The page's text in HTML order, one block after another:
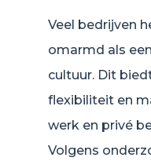
Veel bedrijven
omarmd als
cultuur. Dit
flexibiliteit en
werk en privé
Volgens